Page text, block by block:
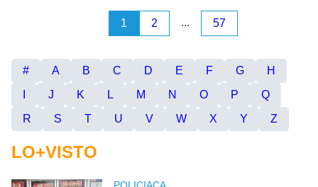
1 2 ... 57
# A B C D E F G
H
J K L M N O P
Q
R
S T U V W X Y Z
LO+VISTO
POLICIACA